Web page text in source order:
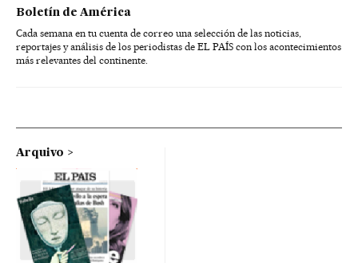
Boletín de América
Cada semana en tu cuenta de correo una selección de las noticias,
reportajes y análisis de los periodistas de EL PAÍS con los acontecimientos
más relevantes del continente.
Arquivo